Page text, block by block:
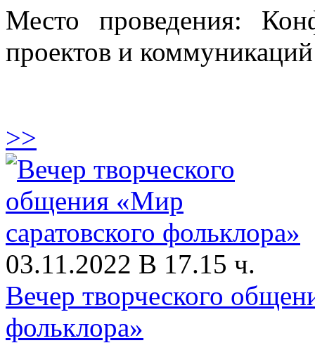
Место проведения:
проектов и коммуникаций
>>
03.11.2022 В 17.15 ч.
Вечер творческого
фольклора»